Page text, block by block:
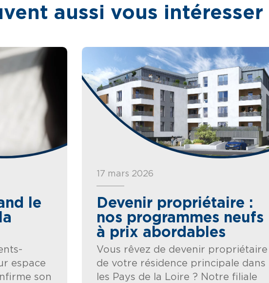
aussi vous intéresser
le
espace
son
17 mars 2026
Devenir propriétaire :
nos programmes neufs
à prix abordables
Vous rêvez de devenir propriétaire
de votre résidence principale dans
les Pays de la Loire ? Notre filiale